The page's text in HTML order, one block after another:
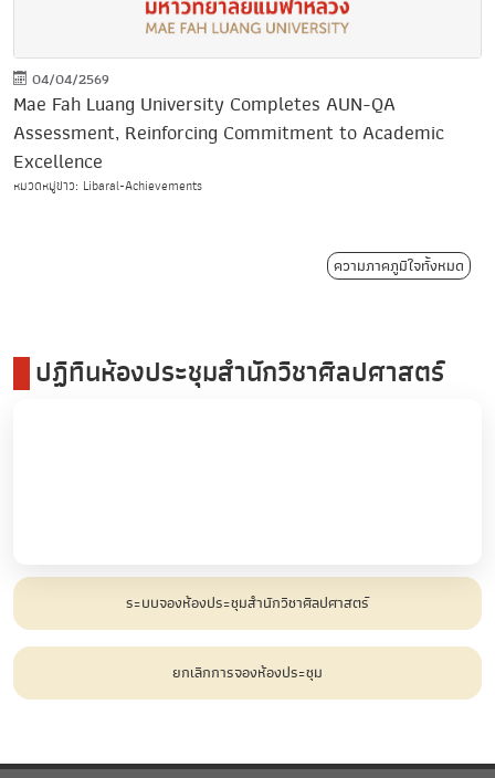
04/04/2569
Mae Fah Luang University Completes AUN-QA
Assessment, Reinforcing Commitment to Academic
Excellence
หมวดหมู่ข่าว: Libaral-Achievements
ความภาคภูมิใจทั้งหมด
ปฏิทินห้องประชุมสำนักวิชาศิลปศาสตร์
ระบบจองห้องประชุมสำนักวิชาศิลปศาสตร์
ยกเลิกการจองห้องประชุม